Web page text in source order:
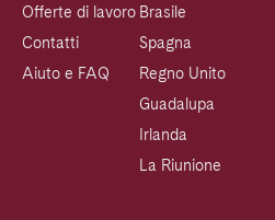
Offerte di lavoro
Contatti
Aiuto e FAQ
Brasile
Spagna
Regno Unito
Guadalupa
Irlanda
La Riunione